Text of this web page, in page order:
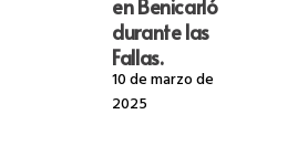
en Benicarló
durante las
Fallas.
10 de marzo de
2025